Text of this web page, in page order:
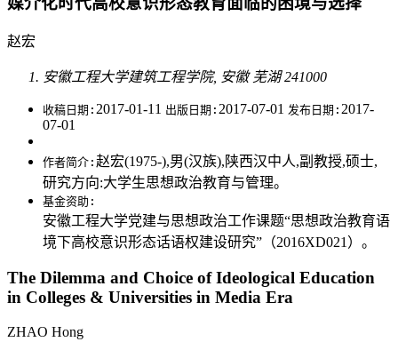
赵宏
安徽工程大学建筑工程学院, 安徽 芜湖 241000
收稿日期: 2017-01-11 出版日期: 2017-07-01 发布日期: 2017-
07-01
作者简介: 赵宏(1975-),男(汉族),陕西汉中人,副教授,硕士,
研究方向:大学生思想政治教育与管理。
基金资助:
安徽工程大学党建与思想政治工作课题“思想政治教育语
境下高校意识形态话语权建设研究”（2016XD021）。
The Dilemma and Choice of Ideological Education
in Colleges & Universities in Media Era
ZHAO Hong